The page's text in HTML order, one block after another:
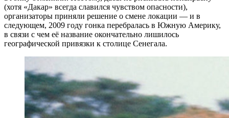
(хотя «Дакар» всегда славился чувством опасности),
организаторы приняли решение о смене локации — и в
следующем, 2009 году гонка перебралась в Южную Америку,
в связи с чем её название окончательно лишилось
географической привязки к столице Сенегала.